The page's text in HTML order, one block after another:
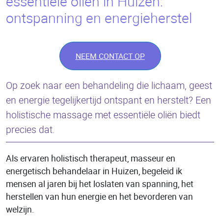
ontspanning en energieherstel
NEEM CONTACT OP
Op zoek naar een behandeling die lichaam, geest
en energie tegelijkertijd ontspant en herstelt? Een
holistische massage met essentiële oliën biedt
precies dat.
Als ervaren holistisch therapeut, masseur en
energetisch behandelaar in Huizen, begeleid ik
mensen al jaren bij het loslaten van spanning, het
herstellen van hun energie en het bevorderen van
welzijn.